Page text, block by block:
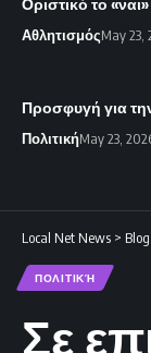
ΑθλητισμόςMay 23,
Προσφυγή για
ΠολιτικήMay 23,
Local Net News > Blog
ΠΟΛΙΤΙΚΉ
Σε